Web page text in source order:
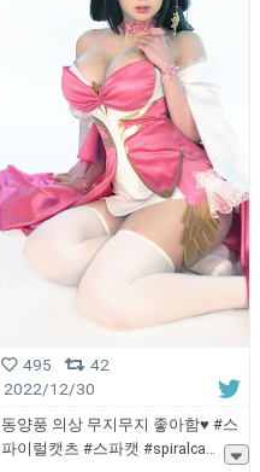
495
42
2022/12/30
동양풍 의상 무지무지 좋아함♥ #스
파이럴캣츠 #스파캣 #spiralca